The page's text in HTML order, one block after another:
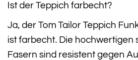
Ist der Teppich farbecht?
Ja, der Tom Tailor Teppich
ist farbecht. Die hochwertigen
Fasern sind resistent gegen